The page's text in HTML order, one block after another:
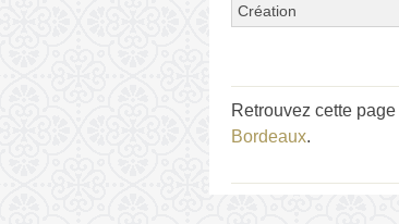
Création
Retrouvez cette
Bordeaux.